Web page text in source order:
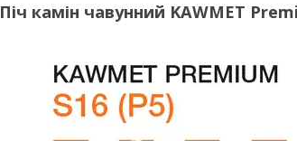
Піч камін чавунний KAWMET